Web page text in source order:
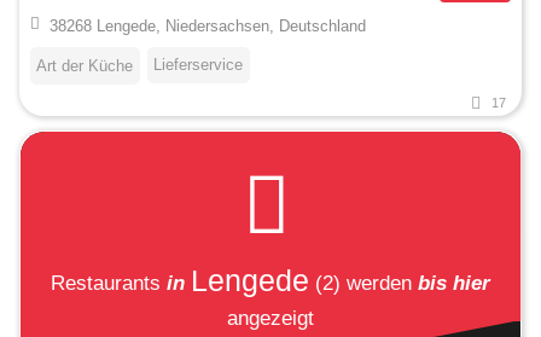
38268 Lengede, Niedersachsen, Deutschland
Art der Küche Lieferservice
17
Restaurants in Lengede (2) werden bis hier
angezeigt